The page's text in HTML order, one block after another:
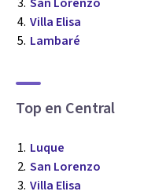
Villa Elisa
Lambaré
Top en Central
Luque
San Lorenzo
Villa Elisa